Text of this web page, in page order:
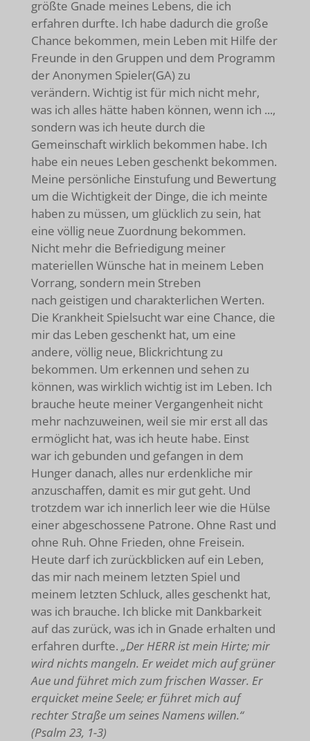
größte Gnade meines Lebens, die ich
erfahren durfte. Ich habe dadurch die große
Chance bekommen, mein Leben mit Hilfe der
Freunde in den Gruppen und dem Programm
der Anonymen Spieler(GA) zu
verändern. Wichtig ist für mich nicht mehr,
was ich alles hätte haben können, wenn ich ...,
sondern was ich heute durch die
Gemeinschaft wirklich bekommen habe. Ich
habe ein neues Leben geschenkt bekommen.
Meine persönliche Einstufung und Bewertung
um die Wichtigkeit der Dinge, die ich meinte
haben zu müssen, um glücklich zu sein, hat
eine völlig neue Zuordnung bekommen.
Nicht mehr die Befriedigung meiner
materiellen Wünsche hat in meinem Leben
Vorrang, sondern mein Streben
nach geistigen und charakterlichen Werten.
Die Krankheit Spielsucht war eine Chance, die
mir das Leben geschenkt hat, um eine
andere, völlig neue, Blickrichtung zu
bekommen. Um erkennen und sehen zu
können, was wirklich wichtig ist im Leben. Ich
brauche heute meiner Vergangenheit nicht
mehr nachzuweinen, weil sie mir erst all das
ermöglicht hat, was ich heute habe. Einst
war ich gebunden und gefangen in dem
Hunger danach, alles nur erdenkliche mir
anzuschaffen, damit es mir gut geht. Und
trotzdem war ich innerlich leer wie die Hülse
einer abgeschossene Patrone. Ohne Rast und
ohne Ruh. Ohne Frieden, ohne Freisein.
Heute darf ich zurückblicken auf ein Leben,
das mir nach meinem letzten Spiel und
meinem letzten Schluck, alles geschenkt hat,
was ich brauche. Ich blicke mit Dankbarkeit
auf das zurück, was ich in Gnade erhalten und
erfahren durfte. „Der HERR ist mein Hirte; mir
wird nichts mangeln. Er weidet mich auf grüner
Aue und führet mich zum frischen Wasser. Er
erquicket meine Seele; er führet mich auf
rechter Straße um seines Namens willen.“
(Psalm 23, 1-3)